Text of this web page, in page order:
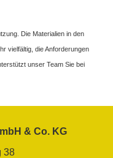
Die Materialien in den
vielfältig, die Anforderungen
unser Team Sie bei
& Co. KG
38